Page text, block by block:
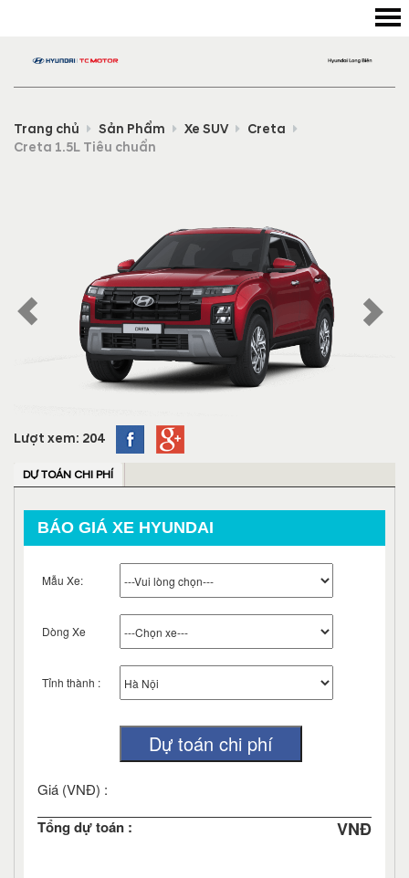
Trang chủ Sản Phẩm Xe SUV
Creta
Creta 1.5L Tiêu chuẩn
Lượt xem: 204
DỰ TOÁN CHI PHÍ